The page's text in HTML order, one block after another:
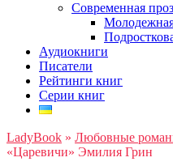
Современная
Аудиокниги
Писатели
Рейтинги книг
Серии книг
LadyBook » Любовные
«Царевичи» Эмилия Грин